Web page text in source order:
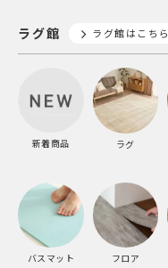
ラグ館 ラグ館はこちら
新着商品 ラグ
バスマット
フロア